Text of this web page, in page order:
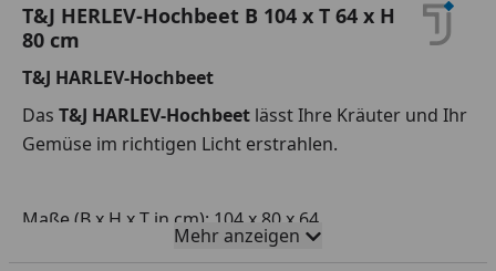
T&J HERLEV-Hochbeet B 104 x T 64 x H
80 cm
T&J HARLEV-Hochbeet
Das T&J HARLEV-Hochbeet lässt Ihre Kräuter und Ihr
Gemüse im richtigen Licht erstrahlen.
Maße (B x H x T in cm): 104 x 80 x 64
Gefertigt aus aus roher Lärche, sägerau, Bretter ca.
Mehr anzeigen